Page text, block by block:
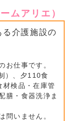
ムアリエ）
介護施設の
お仕事です。
）、夕110食
材検品・在庫管
膳・食器洗浄ま
問いません。